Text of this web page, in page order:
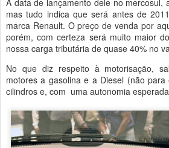
mas tudo indica que será antes de
marca Renault. O preço de venda por
porém, com certeza será muito maior
nossa carga tributária de quase 40% no
No que diz respeito à motorisação,
motores a gasolina e a Diesel (não
cilindros e, com uma autonomia